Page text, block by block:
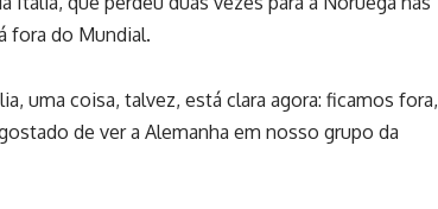
fora do Mundial.
uma coisa, talvez, está clara agora: ficamos fora,
de ver a Alemanha em nosso grupo da